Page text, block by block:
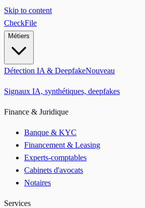
Skip to content
CheckFile
Métiers
Détection IA & DeepfakeNouveau
Signaux IA, synthétiques, deepfakes
Finance & Juridique
Banque & KYC
Financement & Leasing
Experts-comptables
Cabinets d'avocats
Notaires
Services